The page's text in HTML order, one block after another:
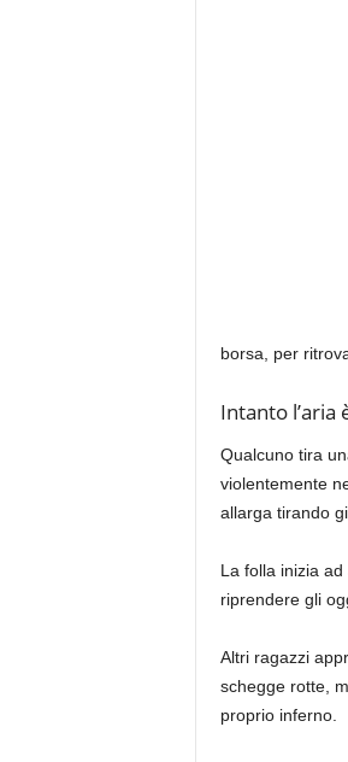
borsa, per
Intanto
Qualcuno tira
violentemente
allarga tirando
La folla inizia
riprendere gli
Altri ragazzi
schegge rotte,
proprio inferno.